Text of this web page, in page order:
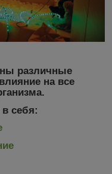
различные
на все
себя: